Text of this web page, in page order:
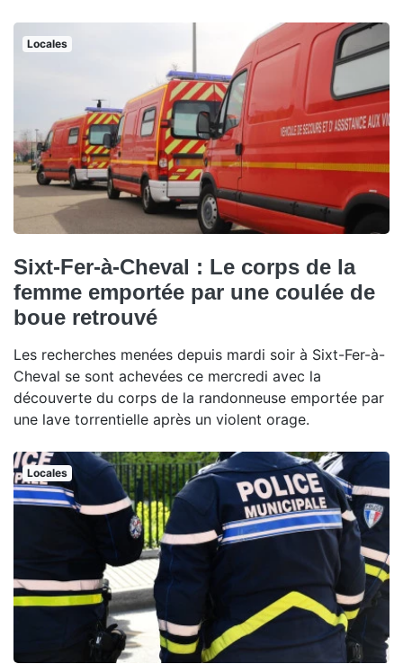
Locales
Sixt-Fer-à-Cheval : Le corps de la
femme emportée par une coulée de
boue retrouvé
Les recherches menées depuis mardi soir à Sixt-Fer-à-
Cheval se sont achevées ce mercredi avec la
découverte du corps de la randonneuse emportée par
une lave torrentielle après un violent orage.
Locales